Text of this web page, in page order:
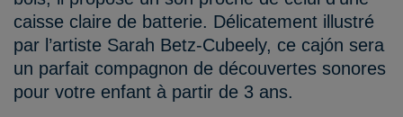
caisse claire de batterie. Délicatement illustré
par l’artiste Sarah Betz-Cubeely, ce cajón sera
un parfait compagnon de découvertes sonores
pour votre enfant à partir de 3 ans.